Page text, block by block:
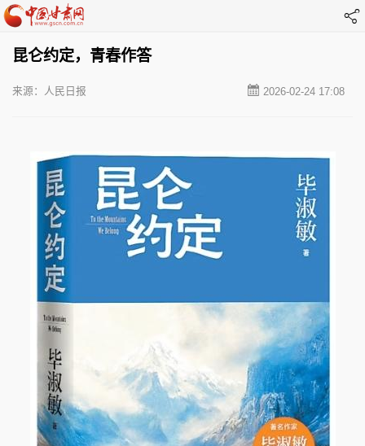
昆仑约定，青春作答
2026-02-24 17:08
来源：人民日报